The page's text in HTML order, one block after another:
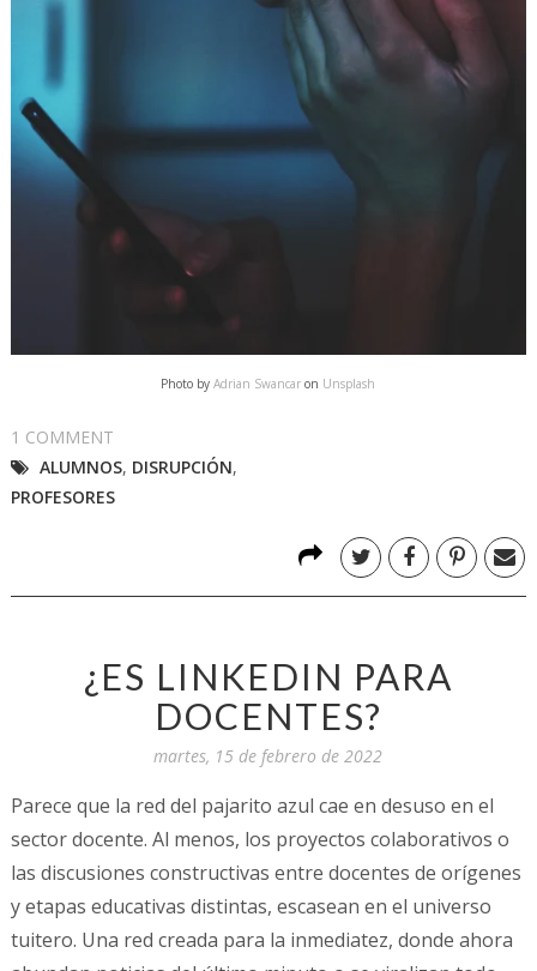
Photo byAdrian Swancar on Unsplash
1 COMMENT
ALUMNOS, DISRUPCIÓN,
PROFESORES
¿ES LINKEDIN PARA
DOCENTES?
martes, 15 de febrero de 2022
Parece que la red del pajarito azul cae en desuso en el
sector docente. Al menos, los proyectos colaborativos o
las discusiones constructivas entre docentes de orígenes
y etapas educativas distintas, escasean en el universo
tuitero. Una red creada para la inmediatez, donde ahora